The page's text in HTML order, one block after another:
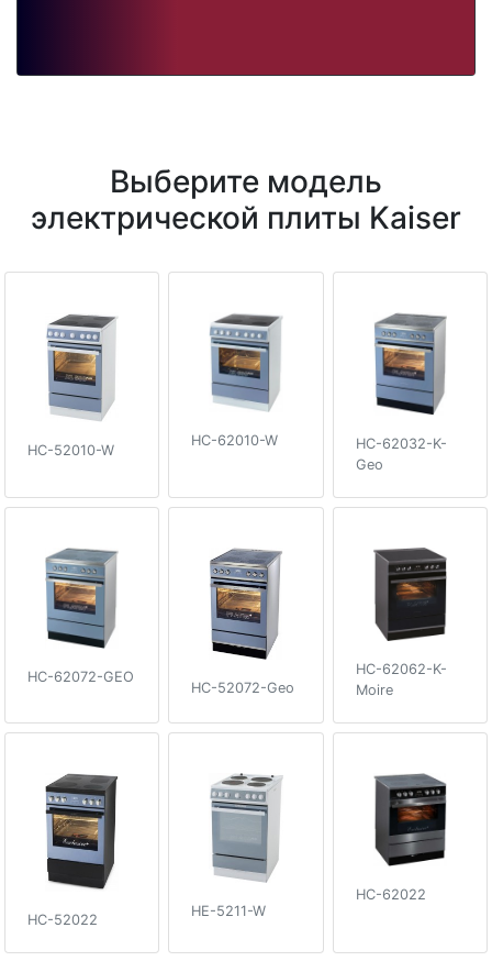
Выберите модель
электрической плиты Kaiser
HC-52010-W
HC-62010-W
HC-62032-K-
Geo
HC-62072-GEO
HC-52072-Geo
HC-62062-K-
Moire
HC-52022
HE-5211-W
HC-62022